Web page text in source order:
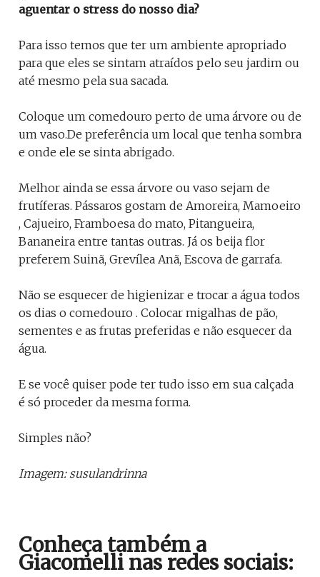
aguentar o stress do nosso dia?
Para isso temos que ter um ambiente apropriado
para que eles se sintam atraídos pelo seu jardim ou
até mesmo pela sua sacada.
Coloque um comedouro perto de uma árvore ou de
um vaso.De preferência um local que tenha sombra
e onde ele se sinta abrigado.
Melhor ainda se essa árvore ou vaso sejam de
frutíferas. Pássaros gostam de Amoreira, Mamoeiro
, Cajueiro, Framboesa do mato, Pitangueira,
Bananeira entre tantas outras. Já os beija flor
preferem Suinã, Grevílea Anã, Escova de garrafa.
Não se esquecer de higienizar e trocar a água todos
os dias o comedouro . Colocar migalhas de pão,
sementes e as frutas preferidas e não esquecer da
água.
E se você quiser pode ter tudo isso em sua calçada
é só proceder da mesma forma.
Simples não?
Imagem: susulandrinna
Conheça também a
Giacomelli nas redes sociais: